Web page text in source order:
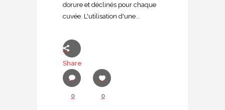
dorure et déclinés pour chaque
cuvée. L'utilisation d'une...
Share
0 0